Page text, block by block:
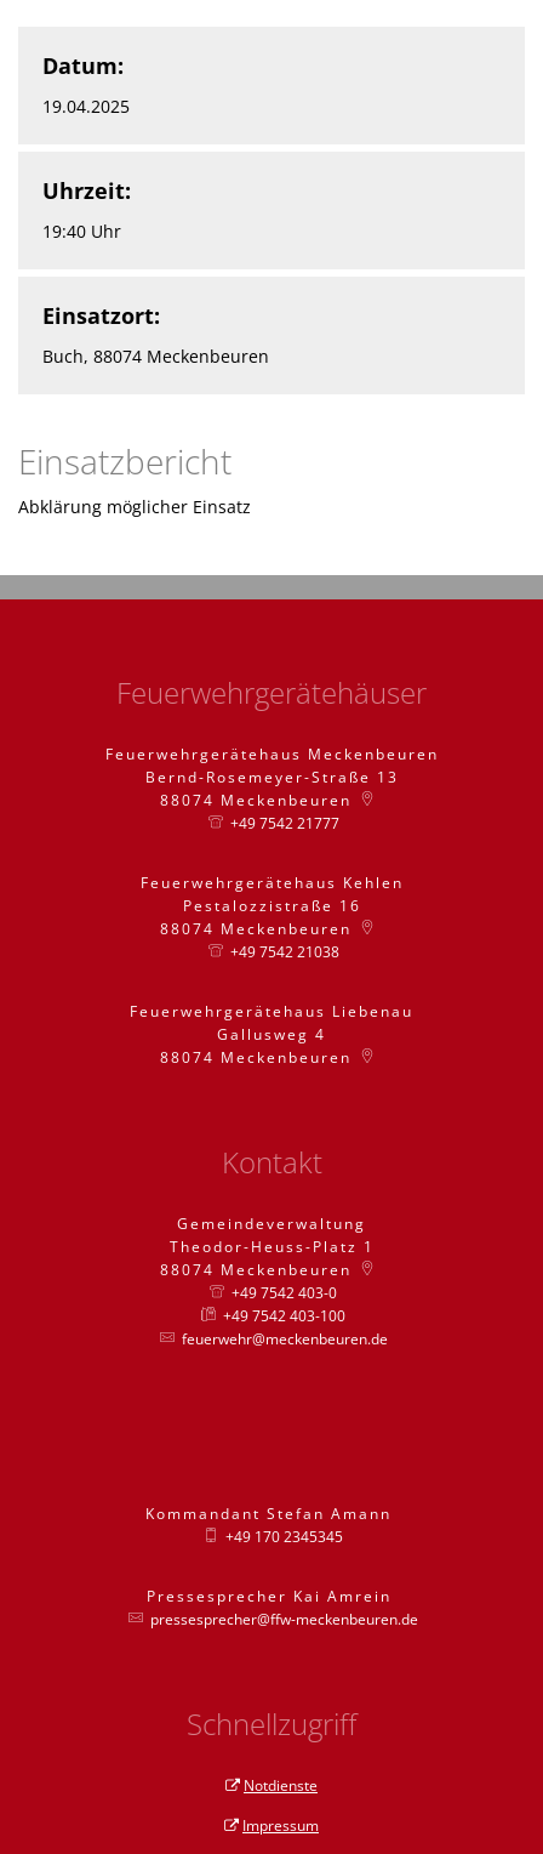
Datum:
19.04.2025
Uhrzeit:
19:40 Uhr
Einsatzort:
Buch, 88074 Meckenbeuren
Einsatzbericht
Abklärung möglicher Einsatz
Feuerwehrgerätehäuser
Feuerwehrgerätehaus Meckenbeuren
Bernd-Rosemeyer-Straße 13
88074 Meckenbeuren
+49 7542 21777
Feuerwehrgerätehaus Kehlen
Pestalozzistraße 16
88074 Meckenbeuren
+49 7542 21038
Feuerwehrgerätehaus Liebenau
Gallusweg 4
88074 Meckenbeuren
Kontakt
Gemeindeverwaltung
Theodor-Heuss-Platz 1
88074 Meckenbeuren
+49 7542 403-0
+49 7542 403-100
feuerwehr@meckenbeuren.de
Kommandant Stefan Amann
+49 170 2345345
Pressesprecher Kai Amrein
pressesprecher@ffw-meckenbeuren.de
Schnellzugriff
Notdienste
Impressum